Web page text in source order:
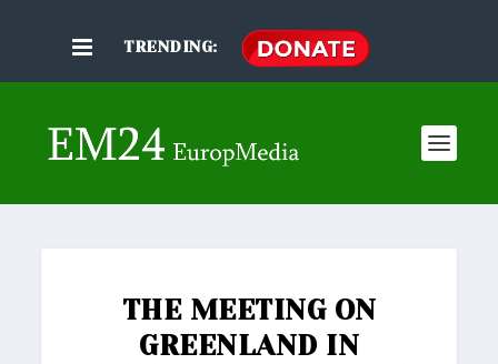
TRENDING:
THE MEETING ON
GREENLAND IN